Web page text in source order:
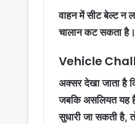
वाहन में सीट बेल्ट न
चालान कट सकता है।
Vehicle
अक्सर देखा जाता है
जबकि असलियत यह है
सुधारी जा सकती है,